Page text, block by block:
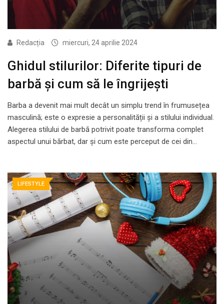
Redacția miercuri, 24 aprilie 2024
Ghidul stilurilor: Diferite tipuri de
barbă și cum să le îngrijești
Barba a devenit mai mult decât un simplu trend în frumusețea
masculină; este o expresie a personalității și a stilului individual.
Alegerea stilului de barbă potrivit poate transforma complet
aspectul unui bărbat, dar și cum este perceput de cei din…
LIFESTYLE